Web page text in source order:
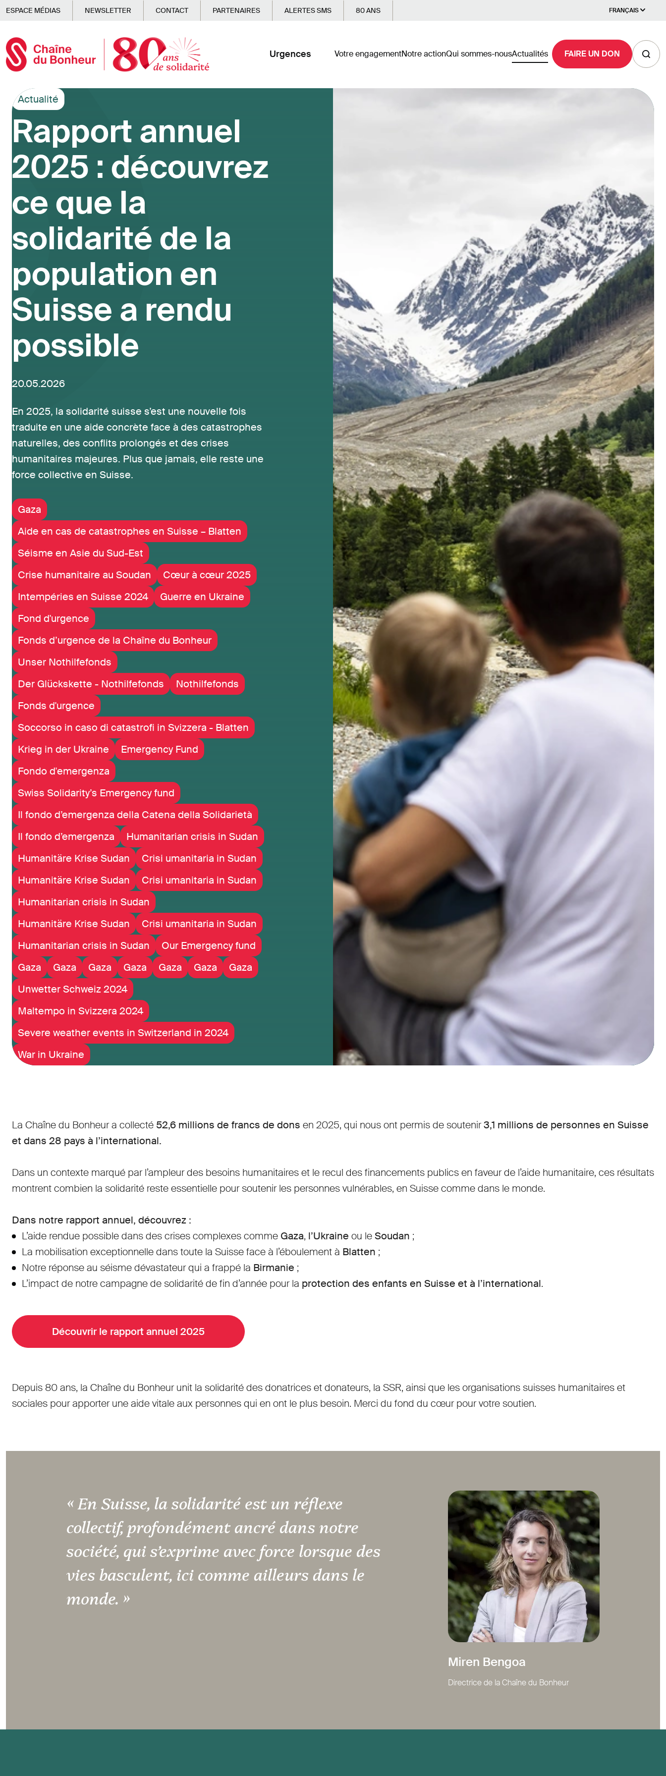
Skip to main content
ESPACE MÉDIAS NEWSLETTER CONTACT PARTENAIRES ALERTES SMS 80 ANS FRANÇAIS
Urgences Votre engagementNotre actionQui sommes-nousActualités FAIRE UN DON
Actualité
Rapport annuel
2025 : découvrez
ce que la
solidarité de la
population en
Suisse a rendu
possible
20.05.2026
En 2025, la solidarité suisse s’est une nouvelle fois
traduite en une aide concrète face à des catastrophes
naturelles, des conflits prolongés et des crises
humanitaires majeures. Plus que jamais, elle reste une
force collective en Suisse.
Gaza
Aide en cas de catastrophes en Suisse – Blatten
Séisme en Asie du Sud-Est
Crise humanitaire au Soudan
Cœur à cœur 2025
Intempéries en Suisse 2024
Guerre en Ukraine
Fond d'urgence
Fonds d’urgence de la Chaîne du Bonheur
Unser Nothilfefonds
Der Glückskette - Nothilfefonds
Nothilfefonds
Fonds d'urgence
Soccorso in caso di catastrofi in Svizzera - Blatten
Krieg in der Ukraine
Emergency Fund
Fondo d'emergenza
Swiss Solidarity’s Emergency fund
Il fondo d’emergenza della Catena della Solidarietà
Il fondo d’emergenza
Humanitarian crisis in Sudan
Humanitäre Krise Sudan
Crisi umanitaria in Sudan
Humanitäre Krise Sudan
Crisi umanitaria in Sudan
Humanitarian crisis in Sudan
Humanitäre Krise Sudan
Crisi umanitaria in Sudan
Humanitarian crisis in Sudan
Our Emergency fund
Gaza
Gaza Gaza Gaza Gaza Gaza
Gaza
Unwetter Schweiz 2024
Maltempo in Svizzera 2024
Severe weather events in Switzerland in 2024
War in Ukraine
La Chaîne du Bonheur a collecté 52,6 millions de francs de dons en 2025, qui nous ont permis de soutenir3,1 millions de personnes en Suisse
et dans 28 pays à l’international.
Dans un contexte marqué par l’ampleur des besoins humanitaires et le recul des financements publics en faveur de l’aide humanitaire, ces résultats
montrent combien la solidarité reste essentielle pour soutenir les personnes vulnérables, en Suisse comme dans le monde.
Dans notre rapport annuel, découvrez :
L’aide rendue possible dans des crises complexes comme Gaza, l’Ukraine ou leSoudan ;
La mobilisation exceptionnelle dans toute la Suisse face à l’éboulement à Blatten ;
Notre réponse au séisme dévastateur qui a frappé la Birmanie ;
L’impact de notre campagne de solidarité de fin d’année pour la protection des enfants en Suisse et à l’international.
Découvrir le rapport annuel 2025
Depuis 80 ans, la Chaîne du Bonheur unit la solidarité des donatrices et donateurs, la SSR, ainsi que les organisations suisses humanitaires et
sociales pour apporter une aide vitale aux personnes qui en ont le plus besoin. Merci du fond du cœur pour votre soutien.
« En Suisse, la solidarité est un réflexe
collectif, profondément ancré dans notre
société, qui s’exprime avec force lorsque des
vies basculent, ici comme ailleurs dans le
monde. »
Miren Bengoa
Directrice de la Chaîne du Bonheur